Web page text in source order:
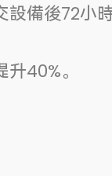
設備後72小
40%。